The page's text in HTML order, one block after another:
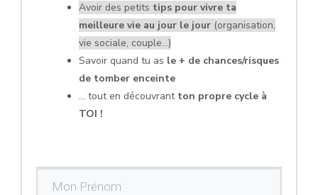
Avoir des petits tips pour vivre ta
meilleure vie au jour le jour (organisation,
vie sociale, couple...)
Savoir quand tu as le + de chances/risques
de tomber enceinte
... tout en découvrant ton propre cycle à
TOI !